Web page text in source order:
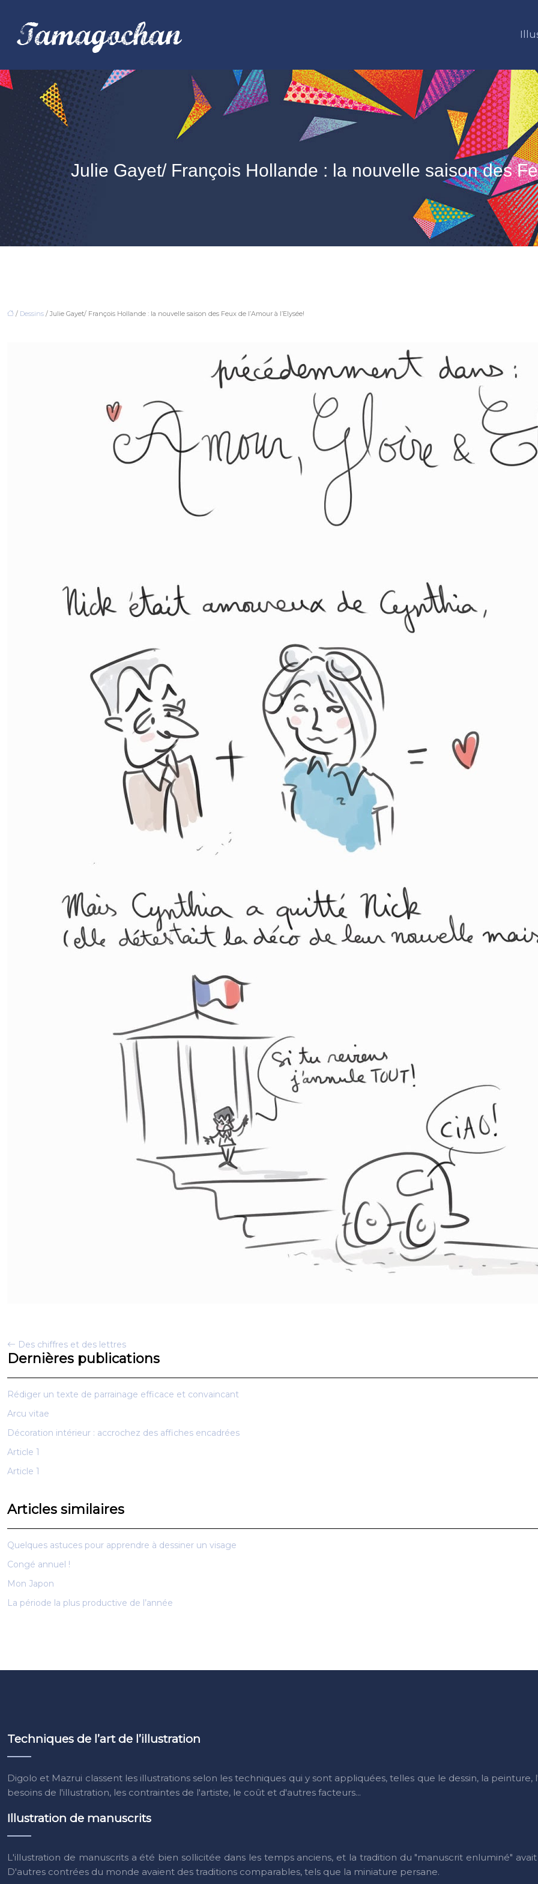
Julie Gayet/ François Hollande : la nouvelle saison des
/ Dessins / Julie Gayet/ François Hollande : la nouvelle saison des Feux de l’Amour à l’Elysée!
Des chiffres et des lettres
Dernières publications
Rédiger un texte de parrainage efficace et convaincant
Arcu vitae
Décoration intérieur : accrochez des affiches encadrées
Article 1
Article 1
Articles similaires
Quelques astuces pour apprendre à dessiner un visage
Congé annuel !
Mon Japon
La période la plus productive de l’année
Techniques de l’art de l’illustration
Digolo et Mazrui classent les illustrations selon les techniques qui y sont appliquées, telles que le dessin, la
besoins de l'illustration, les contraintes de l'artiste, le coût et d'autres facteurs...
Illustration de manuscrits
L'illustration de manuscrits a été bien sollicitée dans les temps anciens, et la tradition du "manuscrit enluminé"
D'autres contrées du monde avaient des traditions comparables, tels que la miniature persane.